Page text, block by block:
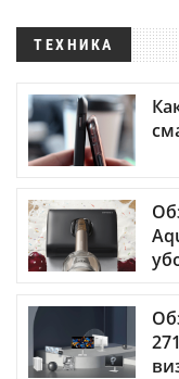
ТЕХНИКА